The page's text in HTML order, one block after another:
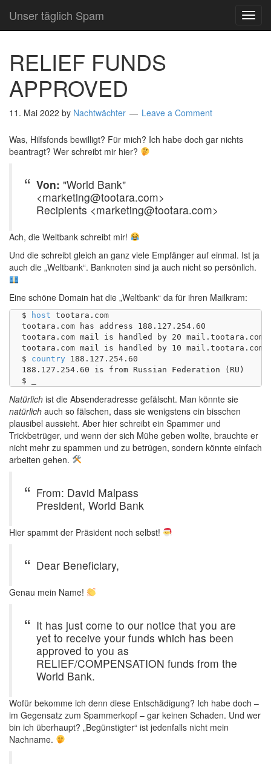
Unser täglich Spam
RELIEF FUNDS
APPROVED
11. Mai 2022 by Nachtwächter Leave a Comment
Was, Hilfsfonds bewilligt? Für mich? Ich habe doch gar nichts
beantragt? Wer schreibt mir hier?
Von: "World Bank"
<marketing@tootara.com>
Recipients <marketing@tootara.com>
Ach, die Weltbank schreibt mir!
Und die schreibt gleich an ganz viele Empfänger auf einmal. Ist ja
auch die „Weltbank“. Banknoten sind ja auch nicht so persönlich.
Eine schöne Domain hat die „Weltbank“ da für ihren Mailkram:
$ host tootara.com
tootara.com has address 188.127.254.60
tootara.com mail is handled by 20 mail.tootara.com.
tootara.com mail is handled by 10 mail.tootara.com.
$ country 188.127.254.60
188.127.254.60 is from Russian Federation (RU)
Natürlich ist die Absenderadresse gefälscht. Man könnte sie
natürlich auch so fälschen, dass sie wenigstens ein bisschen
plausibel aussieht. Aber hier schreibt ein Spammer und
Trickbetrüger, und wenn der sich Mühe geben wollte, brauchte er
nicht mehr zu spammen und zu betrügen, sondern könnte einfach
arbeiten gehen.
From: David Malpass
President, World Bank
Hier spammt der Präsident noch selbst!
Dear Beneficiary,
Genau mein Name!
It has just come to our notice that you are
yet to receive your funds which has been
approved to you as
RELIEF/COMPENSATION funds from the
World Bank.
Wofür bekomme ich denn diese Entschädigung? Ich habe doch –
im Gegensatz zum Spammerkopf – gar keinen Schaden. Und wer
bin ich überhaupt? „Begünstigter“ ist jedenfalls nicht mein
Nachname.